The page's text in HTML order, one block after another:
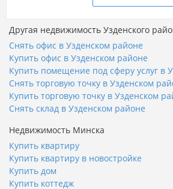
Другая недвижимость Узденского
Снять офис в Узденском районе
Купить офис в Узденском районе
Купить помещение под сферу услуг в
Снять торговую точку в Узденском
Купить торговую точку в Узденском
Снять склад в Узденском районе
Недвижимость Минска
Купить квартиру
Купить квартиру в новостройке
Купить дом
Купить коттедж